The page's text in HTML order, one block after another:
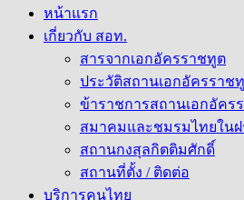
หน้าแรก
เกี่ยวกับ สอท.
สารจากเอกอัครราชทูต
ประวัติสถานเอกอัครราช
ข้าราชการสถานเอกอัคร
สมาคมและชมรมไทยในฝ
สถานกงสุลกิตติมศักดิ์
สถานที่ตั้ง / ติดต่อ
บริการคนไทย